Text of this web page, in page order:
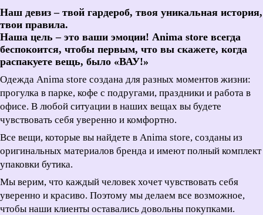
Наш девиз – твой гардероб, твоя уникальная история,
твои правила.
Наша цель – это ваши эмоции! Anima store всегда
беспокоится, чтобы первым, что вы скажете, когда
распакуете вещь, было «ВАУ!»
Одежда Anima store создана для разных моментов жизни:
прогулка в парке, кофе с подругами, праздники и работа в
офисе. В любой ситуации в наших вещах вы будете
чувствовать себя уверенно и комфортно.
Все вещи, которые вы найдете в Anima store, созданы из
оригинальных материалов бренда и имеют полный комплект
упаковки бутика.
Мы верим, что каждый человек хочет чувствовать себя
уверенно и красиво. Поэтому мы делаем все возможное,
чтобы наши клиенты оставались довольны покупками.